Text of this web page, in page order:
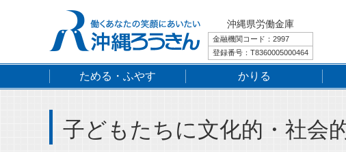
沖縄県労働金庫
金融機関コード：2997
登録番号：T8360005000464
ためる・ふやす かりる
子どもたちに文化的・社会